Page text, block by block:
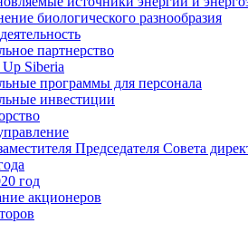
биологического разнообразия
партнерство
Siberia
программы для персонала
инвестиции
Председателя Совета
год
акционеров